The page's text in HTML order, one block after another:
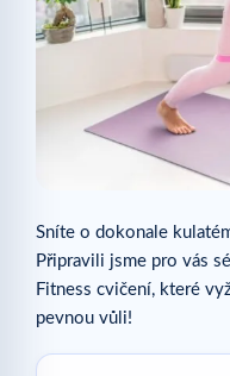
Sníte o dokonale
Připravili jsme pro vás
Fitness cvičení, které
pevnou vůli!